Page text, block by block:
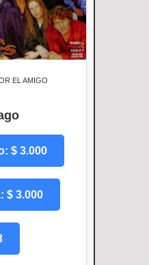
EL AMIGO
$ 3.000
$ 3.000